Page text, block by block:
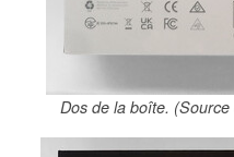
Dos de la boîte.